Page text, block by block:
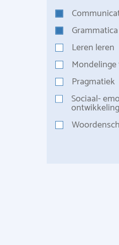
Grammatica
Leren leren
Pragmatiek
Sociaal-
ontwikkeling